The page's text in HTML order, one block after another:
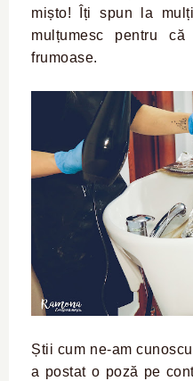
mișto! Îți spun la
mulțumesc pentru
frumoase.
Știi cum ne-am
a postat o poză pe